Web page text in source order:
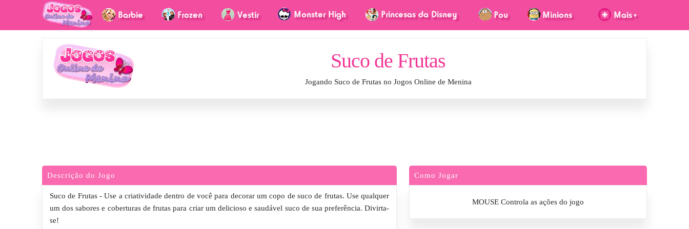
Suco de Frutas
Jogando Suco de Frutas no Jogos Online de Menina
Descrição do Jogo
Suco de Frutas - Use a criatividade dentro de você para decorar um copo de suco de frutas. Use qualquer
um dos sabores e coberturas de frutas para criar um delicioso e saudável suco de sua preferência. Divirta-
se!
Como Jogar
MOUSE Controla as ações do jogo